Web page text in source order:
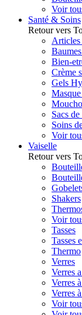
Voir
Santé & Soins
Retour vers
Articles
Bien-
Crème
Gels
Sacs
Soins
Voir
Vaiselle
Retour vers
Shakers
Voir
Tasses
Tasses
Thermo
Verres
Verres
Verres
Verres
Voir